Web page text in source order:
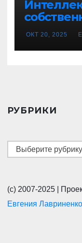
ОКТ 20, 2025
РУБРИКИ
Рубрики
(с) 2007-2025 |
Евгения Лавриненко